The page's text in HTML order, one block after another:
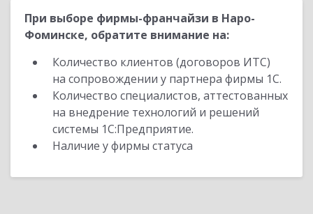
При выборе фирмы-франчайзи в Наро-
Фоминске, обратите внимание на:
Количество клиентов (договоров ИТС)
на сопровождении у партнера фирмы 1С.
Количество специалистов, аттестованных
на внедрение технологий и решений
системы 1С:Предприятие.
Наличие у фирмы статуса